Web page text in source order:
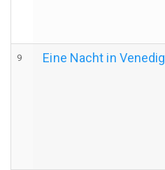
9 Eine Nacht in Venedig